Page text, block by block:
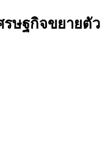
รษฐกิจขยายตัว